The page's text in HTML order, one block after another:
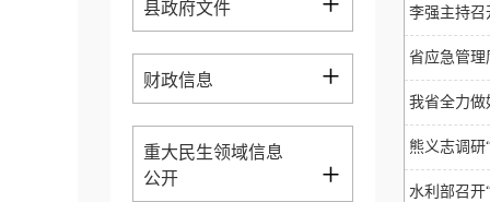
县政府文件
财政信息 +
重大民生领域信息
公开
+
李强主持
省应急管
我省全力
熊义志调研
水利部召开